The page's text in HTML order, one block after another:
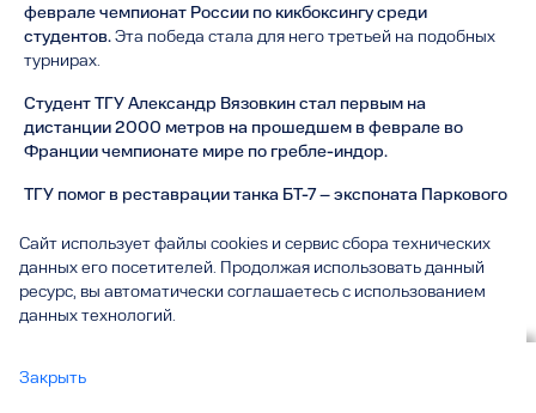
Вы смотрите
феврале чемпионат России по кикбоксингу среди
студентов. Эта победа стала для него третьей на подобных
турнирах.
Студент ТГУ Александр Вязовкин стал первым на
дистанции 2000 метров на прошедшем в феврале во
Франции чемпионате мире по гребле-индор.
ТГУ помог в реставрации танка БТ-7 – экспоната Паркового
Сахарова.Специалисты инновационно-технологического
парка вуза, используя технологию гравитационного литья,
изготовили из алюминия 140 траков для двух танковых
гусениц. Также в технопарке провели работы по
В мае в ТГУ открылся центр мозаики, его возглавил
Сайт использует файлы cookies и сервис сбора технических
данных его посетителей. Продолжая использовать данный
ресурс, вы автоматически соглашаетесь с использованием
данных технологий.
Закрыть